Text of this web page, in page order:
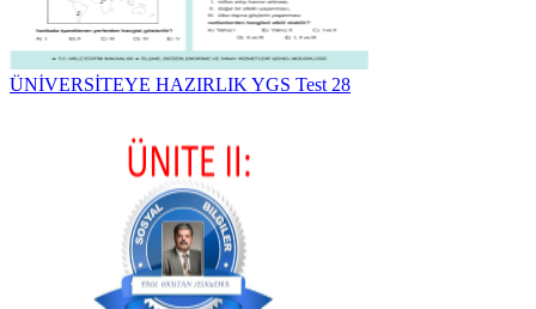
ÜNİVERSİTEYE HAZIRLIK YGS Test 28